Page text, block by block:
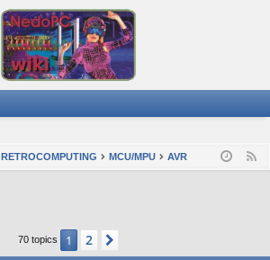
RETROCOMPUTING MCU/MPU AVR
70 topics 1 2